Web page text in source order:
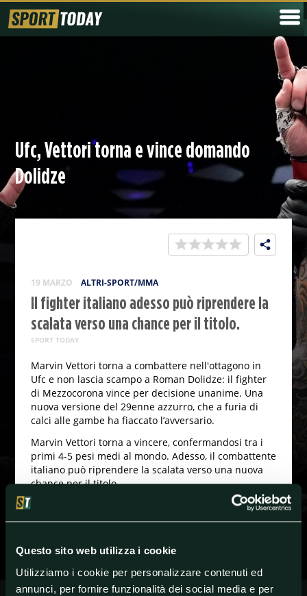
Questo sito web utilizza i cookie
Utilizziamo i cookie per personalizzare contenuti ed
annunci, per fornire funzionalità dei social media e per
Ufc, Vettori torna e vince domando
Dolidze
19 MARZO ALTRI-SPORT/MMA
Il fighter italiano adesso può riprendere la
scalata verso una chance per il titolo.
SPORT TODAY
Marvin Vettori torna a combattere nell'ottagono in
Ufc e non lascia scampo a Roman Dolidze: il fighter
di Mezzocorona vince per decisione unanime. Una
nuova versione del 29enne azzurro, che a furia di
calci alle gambe ha fiaccato l’avversario.
Marvin Vettori torna a vincere, confermandosi tra i
primi 4-5 pesi medi al mondo. Adesso, il combattente
italiano può riprendere la scalata verso una nuova
chance per il titolo.